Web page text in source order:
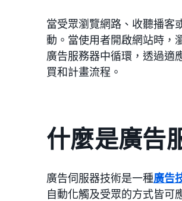
當受眾瀏覽網路、收聽播客
動。當使用者開啟網站時，
廣告服務器中循環，透過適
買和計畫流程。
什麼是廣告
廣告伺服器技術是一種廣告
自動化觸及受眾的方式皆可